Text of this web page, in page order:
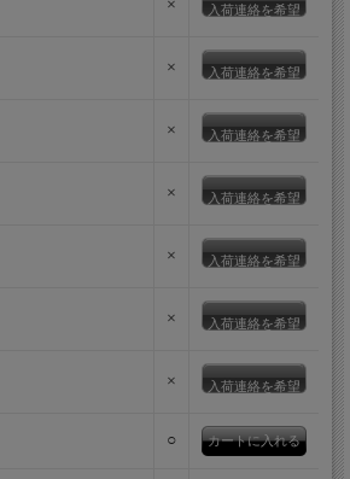
× 入荷連絡を希望
× 入荷連絡を希望
× 入荷連絡を希望
× 入荷連絡を希望
× 入荷連絡を希望
× 入荷連絡を希望
× 入荷連絡を希望
○